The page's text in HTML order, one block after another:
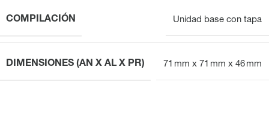
COMPILACIÓN Unidad base con tapa
DIMENSIONES (AN X AL X PR) 71 mm x 71 mm x 46 mm